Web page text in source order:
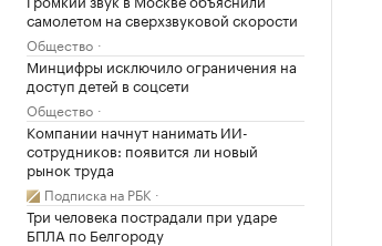
самолетом на сверхзвуковой скорости
Общество
Минцифры исключило ограничения на
доступ детей в соцсети
Общество
Компании начнут нанимать ИИ-
сотрудников: появится ли новый
рынок труда
Подписка на РБК
Три человека пострадали при ударе
БПЛА по Белгороду